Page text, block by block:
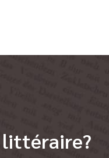
littéraire?